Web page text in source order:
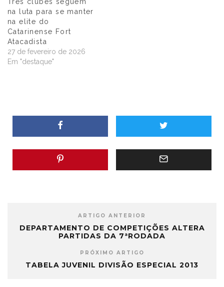
na luta para se manter
na elite do
Catarinense Fort
Atacadista
27 de fevereiro de 2026
Em "destaque"
ARTIGO ANTERIOR
DEPARTAMENTO DE COMPETIÇÕES ALTERA
PARTIDAS DA 7ªRODADA
PRÓXIMO ARTIGO
TABELA JUVENIL DIVISÃO ESPECIAL 2013